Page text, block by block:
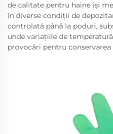
de calitate pentru haine își
în diverse condiții de
controlată până la poduri,
unde variațiile de
provocări pentru